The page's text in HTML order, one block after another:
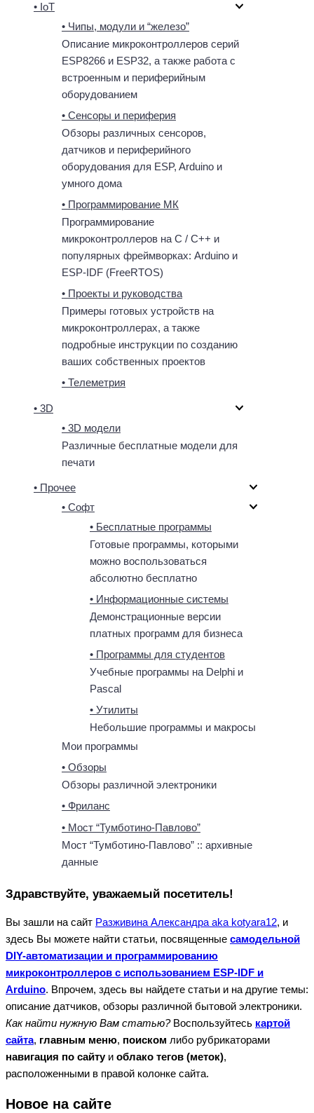
• IoT
• Чипы, модули и “железо”
Описание микроконтроллеров серий
ESP8266 и ESP32, а также работа с
встроенным и периферийным
оборудованием
• Сенсоры и периферия
Обзоры различных сенсоров,
датчиков и периферийного
оборудования для ESP, Arduino и
умного дома
• Программирование МК
Программирование
микроконтроллеров на C / C++ и
популярных фреймворках: Arduino и
ESP-IDF (FreeRTOS)
• Проекты и руководства
Примеры готовых устройств на
микроконтроллерах, а также
подробные инструкции по созданию
ваших собственных проектов
• Телеметрия
• 3D
• 3D модели
Различные бесплатные модели для
печати
• Прочее
• Софт
• Бесплатные программы
Готовые программы, которыми
можно воспользоваться
абсолютно бесплатно
• Информационные системы
Демонстрационные версии
платных программ для бизнеса
• Программы для студентов
Учебные программы на Delphi и
Pascal
• Утилиты
Небольшие программы и макросы
Мои программы
• Обзоры
Обзоры различной электроники
• Фриланс
• Мост “Тумботино-Павлово”
Мост “Тумботино-Павлово” :: архивные
данные
Здравствуйте, уважаемый посетитель!
Вы зашли на сайт Разживина Александра aka kotyara12, и
здесь Вы можете найти статьи, посвященные самодельной
DIY-автоматизации и программированию
микроконтроллеров с использованием ESP-IDF и
Arduino. Впрочем, здесь вы найдете статьи и на другие темы:
описание датчиков, обзоры различной бытовой электроники.
Как найти нужную Вам статью?Воспользуйтесь картой
сайта, главным меню, поиском либо рубрикаторами
навигация по сайтуи облако тегов (меток),
расположенными в правой колонке сайта.
Новое на сайте